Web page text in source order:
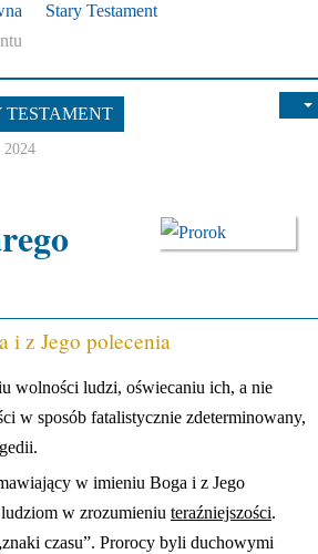
Stary Testament
TESTAMENT
2024
i z Jego polecenia
wolności ludzi, oświecaniu ich, a nie
w sposób fatalistycznie zdeterminowany,
w imieniu Boga i z Jego
w zrozumieniu teraźniejszości.
czasu”. Prorocy byli duchowymi